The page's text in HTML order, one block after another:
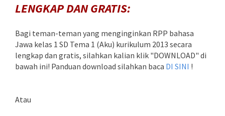
LENGKAP DAN GRATIS:
Bagi teman-teman yang menginginkan RPP bahasa
Jawa kelas 1 SD Tema 1 (Aku) kurikulum 2013 secara
lengkap dan gratis, silahkan kalian klik "DOWNLOAD" di
bawah ini! Panduan download silahkan baca DI SINI !
Atau